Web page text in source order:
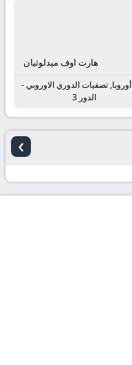
هارت اوف ميدلوثيان
أوروبا, تصفيات الدوري الاوروبي -
الدور 3
›